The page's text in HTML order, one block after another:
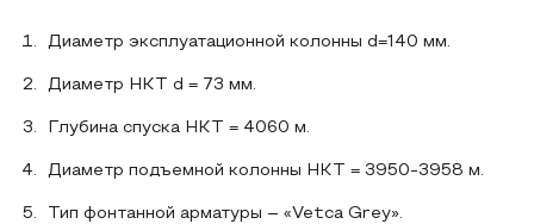
Диаметр эксплуатационной колонны d=140 мм.
Диаметр НКТ d = 73 мм.
Глубина спуска НКТ = 4060 м.
Диаметр подъемной колонны НКТ = 3950-3958 м.
Тип фонтанной арматуры – «Vetca Grey».